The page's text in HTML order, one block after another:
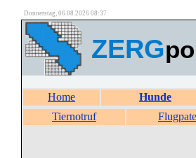
Donnerstag, 06.08.2026 08:37
ZERG
Home Hunde
Tiernotruf
Flugpate